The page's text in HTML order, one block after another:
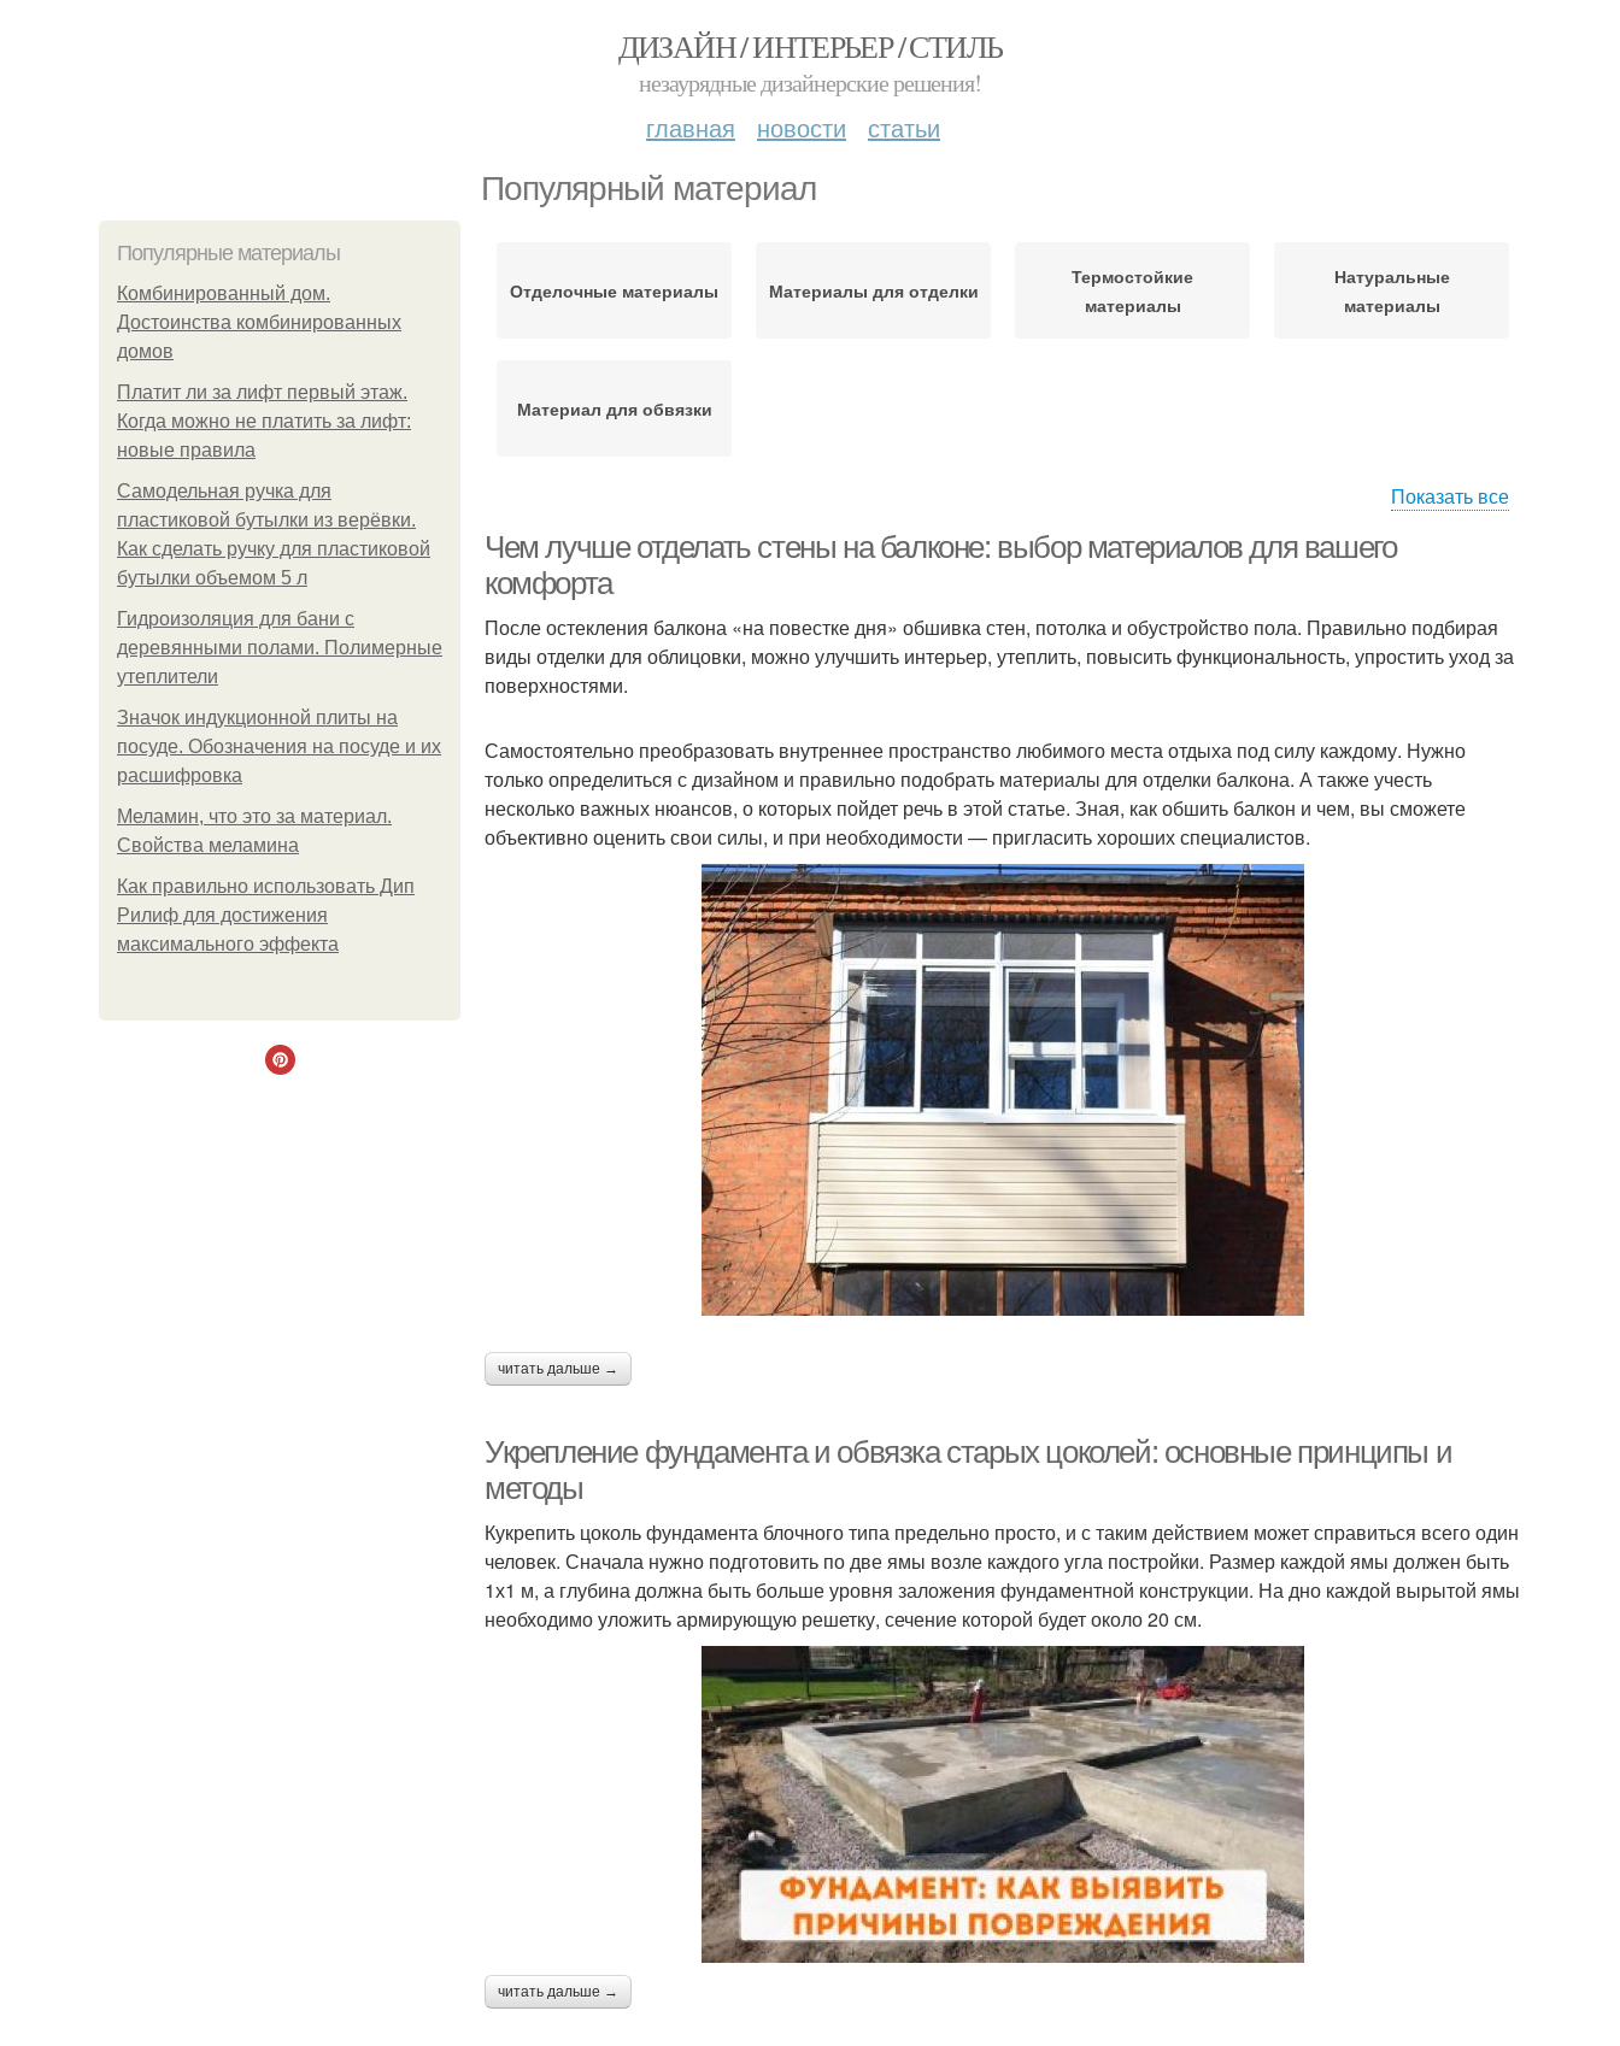
ДИЗАЙН / ИНТЕРЬЕР / СТИЛЬ
незаурядные дизайнерские решения!
главная новости статьи
Популярный материал
Популярные материалы
Комбинированный дом.
Достоинства комбинированных
домов
Платит ли за лифт первый этаж.
Когда можно не платить за лифт:
новые правила
Самодельная ручка для
пластиковой бутылки из верёвки.
Как сделать ручку для пластиковой
бутылки объемом 5 л
Гидроизоляция для бани с
деревянными полами. Полимерные
утеплители
Значок индукционной плиты на
посуде. Обозначения на посуде и их
расшифровка
Меламин, что это за материал.
Свойства меламина
Как правильно использовать Дип
Рилиф для достижения
максимального эффекта
Отделочные материалы Материалы для отделки
Термостойкие
материалы
Натуральные
материалы
Материал для обвязки
Показать все
Чем лучше отделать стены на балконе: выбор материалов для вашего
комфорта
После остекления балкона «на повестке дня» обшивка стен, потолка и обустройство пола. Правильно подбирая
виды отделки для облицовки, можно улучшить интерьер, утеплить, повысить функциональность, упростить уход за
поверхностями.
Самостоятельно преобразовать внутреннее пространство любимого места отдыха под силу каждому. Нужно
только определиться с дизайном и правильно подобрать материалы для отделки балкона. А также учесть
несколько важных нюансов, о которых пойдет речь в этой статье. Зная, как обшить балкон и чем, вы сможете
объективно оценить свои силы, и при необходимости — пригласить хороших специалистов.
читать дальше →
Укрепление фундамента и обвязка старых цоколей: основные принципы и
методы
Кукрепить цоколь фундамента блочного типа предельно просто, и с таким действием может справиться всего один
человек. Сначала нужно подготовить по две ямы возле каждого угла постройки. Размер каждой ямы должен быть
1х1 м, а глубина должна быть больше уровня заложения фундаментной конструкции. На дно каждой вырытой ямы
необходимо уложить армирующую решетку, сечение которой будет около 20 см.
читать дальше →